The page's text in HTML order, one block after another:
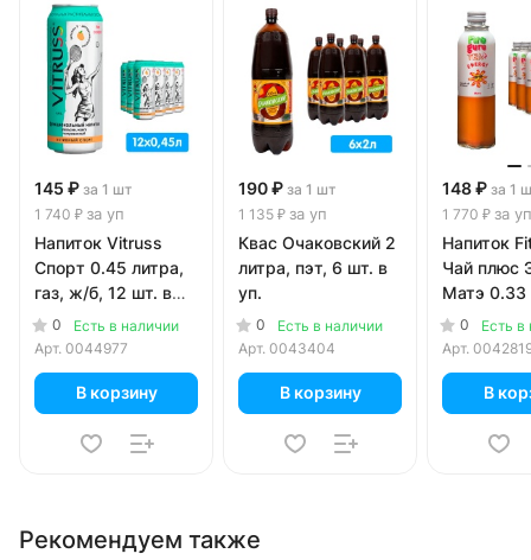
145 ₽ за 1 шт
1 740 ₽ за уп
Напиток Vitruss
Спорт 0.45 литра,
газ, ж/б, 12 шт. в
уп.0
Есть в наличии
Арт. 0044977
В корзину
190 ₽ за 1 шт
1 135 ₽ за уп
Квас Очаковский 2
литра, пэт, 6 шт. в
уп.
0
Есть в наличии
Арт. 0043404
В корзину
148 ₽ за 1
1 770 ₽ за уп
Напиток
Чай плюс
Матэ 0.33
стекло,
0
Есть в
Арт.
В
Рекомендуем также